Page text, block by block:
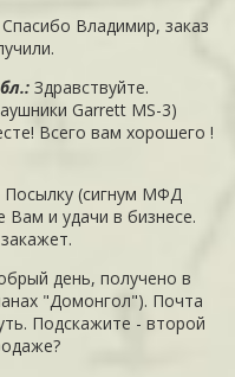
Спасибо Владимир, заказ
:Здравствуйте.
Garrett MS-3)
Всего вам хорошего !
(сигнум МФД
и удачи в бизнесе.
день, получено в
"Домонгол"). Почта
Подскажите - второй